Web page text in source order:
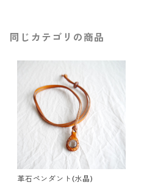
同じカテゴリの商品
革石ペンダント(水晶)